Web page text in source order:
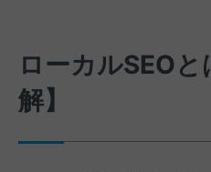
ローカルSEO
解】